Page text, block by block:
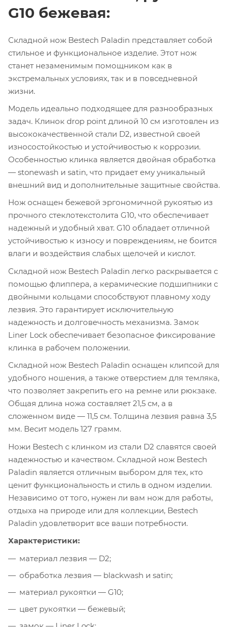
G10 бежевая:
Складной нож Bestech Paladin представляет собой
стильное и функциональное изделие. Этот нож
станет незаменимым помощником как в
экстремальных условиях, так и в повседневной
жизни.
Модель идеально подходящее для разнообразных
задач. Клинок drop point длиной 10 см изготовлен из
высококачественной стали D2, известной своей
износостойкостью и устойчивостью к коррозии.
Особенностью клинка является двойная обработка
— stonewash и satin, что придает ему уникальный
внешний вид и дополнительные защитные свойства.
Нож оснащен бежевой эргономичной рукоятью из
прочного стеклотекстолита G10, что обеспечивает
надежный и удобный хват. G10 обладает отличной
устойчивостью к износу и повреждениям, не боится
влаги и воздействия слабых щелочей и кислот.
Складной нож Bestech Paladin легко раскрывается с
помощью флиппера, а керамические подшипники с
двойными кольцами способствуют плавному ходу
лезвия. Это гарантирует исключительную
надежность и долговечность механизма. Замок
Liner Lock обеспечивает безопасное фиксирование
клинка в рабочем положении.
Складной нож Bestech Paladin оснащен клипсой для
удобного ношения, а также отверстием для темляка,
что позволяет закрепить его на ремне или рюкзаке.
Общая длина ножа составляет 21,5 см, а в
сложенном виде — 11,5 см. Толщина лезвия равна 3,5
мм. Весит модель 127 грамм.
Ножи Bestech с клинком из стали D2 славятся своей
надежностью и качеством. Складной нож Bestech
Paladin является отличным выбором для тех, кто
ценит функциональность и стиль в одном изделии.
Независимо от того, нужен ли вам нож для работы,
отдыха на природе или для коллекции, Bestech
Paladin удовлетворит все ваши потребности.
Характеристики:
материал лезвия — D2;
обработка лезвия — blackwash и satin;
материал рукоятки — G10;
цвет рукоятки — бежевый;